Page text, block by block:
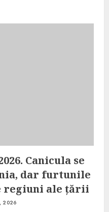
Canicula se
dar furtunile
regiuni ale țării
2026